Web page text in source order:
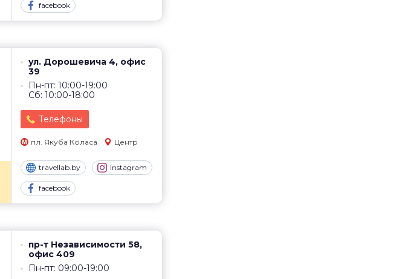
facebook
ул. Дорошевича 4, офис
39
Пн-пт: 10:00-19:00
Сб: 10:00-18:00
Телефоны
пл. Якуба Коласа Центр
travellab.by Instagram
facebook
пр-т Независимости 58,
офис 409
Пн-пт: 09:00-19:00